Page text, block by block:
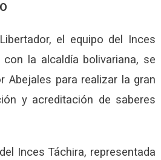
el equipo del Inces
la alcaldía bolivariana, se
Abejales para realizar la gran
y acreditación de saberes
Inces Táchira, representada